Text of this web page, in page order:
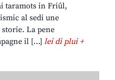
taramots in Friûl,
al sedi une
La pene
il […]lei di plui +